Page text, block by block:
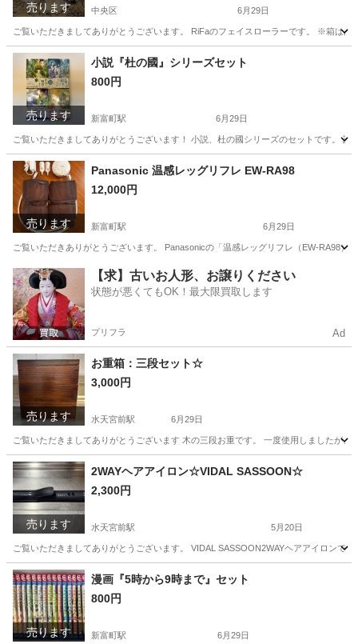
売ります 中央区 6月29日
ご覧いただきましてありがとうございます。 RiFaのフェイスローラーです。 ※箱は
東京 中央区 その他 ローラー
売ります
小説『杜の國』シリーズセット
800円
新富町駅 6月29日
ご覧いただきましてありがとうございます！ 小説、杜の國シリーズのセットです。
東京 中央区 文芸 小説
売ります
Panasonic 温感レッグリフレ EW-RA98
12,000円
新富町駅 6月29日
ご覧いただきありがとうございます。 Panasonicの「温感レッグリフレ（EW-RA98
東京 中央区 新富町駅 美容家電
【求】古いお人形、お譲りください
状態が悪くてもOK！最大限買取します
プリフラ Ad
売ります
お重箱：三段セット☆
3,000円
水天宮前駅 6月29日
ご覧いただきましてありがとうございます 木の三段お重です。 一度使用しましたが
東京 中央区
売ります
2WAYヘアアイロン☆VIDAL SASSOON☆
2,300円
水天宮前駅 5月20日
ご覧いただきましてありがとうございます。 VIDAL SASSOON2WAYヘアアイロン
東京 中央区 水天宮前駅 美容家電 ヘアアイロン
売ります
漫画『5時から9時まで』セット
800円
新富町駅 6月29日